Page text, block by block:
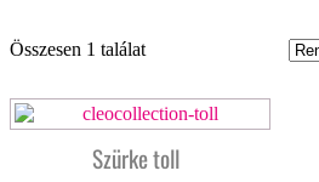
Összesen 1 találat
Szürke toll